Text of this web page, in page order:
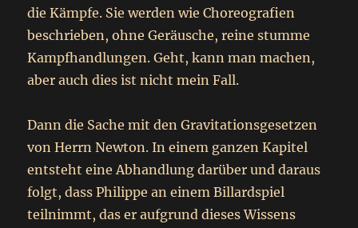
die Kämpfe. Sie werden wie Choreografien
beschrieben, ohne Geräusche, reine stumme
Kampfhandlungen. Geht, kann man machen,
aber auch dies ist nicht mein Fall.
Dann die Sache mit den Gravitationsgesetzen
von Herrn Newton. In einem ganzen Kapitel
entsteht eine Abhandlung darüber und daraus
folgt, dass Philippe an einem Billardspiel
teilnimmt, das er aufgrund dieses Wissens